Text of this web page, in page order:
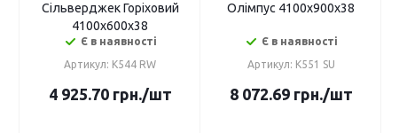
Сільверджек Горіховий
4100х600х38
Є в наявності
Артикул: K544 RW
4 925.70грн./шт
Олімпус 4100х900х38
Є в наявності
Артикул: K551 SU
8 072.69грн./шт